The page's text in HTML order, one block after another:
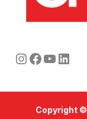
Instagram
Facebook
Copyright